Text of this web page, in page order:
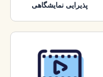
پذیرایی نمایشگاهی